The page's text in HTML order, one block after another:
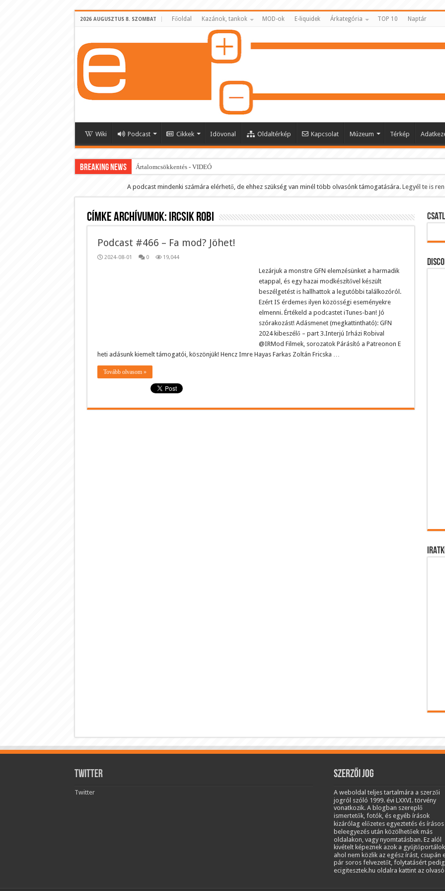
2026 AUGUSZTUS 8. SZOMBAT Főoldal Kazánok, tankok MOD-ok E-liquidek Árkategória TOP 10 Naptár
Wiki Podcast Cikkek Idövonal Oldaltérkép Kapcsolat Múzeum Térkép
BREAKING NEWS Ártalomcsökkentés - VIDEÓ
E-cigi használati szokások 2.0
Android Podcast alkalmazás letöltése
Párásító podcast lejátszási lista
A podcast mindenki számára elérhető, de ehhez szükség van minél több olvasónk támogatására. Legyél te is
Címke archívumok: Ircsik Robi
Podcast #466 – Fa mod? Jöhet!
2024-08-01 0 19,044
Lezárjuk a monstre GFN elemzésünket a harmadik
etappal, és egy hazai modkészítővel készült
beszélgetést is hallhattok a legutóbbi találkozóról.
Ezért IS érdemes ilyen közösségi eseményekre
elmenni. Értékeld a podcastet iTunes-ban! Jó
szórakozást! Adásmenet (megkattintható): GFN
2024 kibeszélő – part 3.Interjú Irházi Robival
@IRMod Filmek, sorozatok Párásító a Patreonon E
heti adásunk kiemelt támogatói, köszönjük! Hencz Imre Hayas Farkas Zoltán Fricska …
Tovább olvasom »
Twitter
Twitter
Szerzői jog
A weboldal teljes tartalmára a szerzői
jogról szóló 1999. évi LXXVI. törvény
vonatkozik. A blogban szereplő
ismertetők, fotók, és egyéb írások
kizárólag előzetes egyeztetés és írásos
beleegyezés után közölhetőek más
oldalakon, vagy nyomtatásban. Ez alól
kivételt képeznek azok a
ahol nem közlik az egész írást, csupán
pár soros felvezetőt, folytatásért
ecigitesztek.hu oldalra kattint az